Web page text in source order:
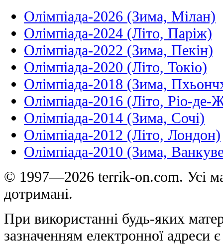
Олімпіада-2026 (Зима, Мілан)
Олімпіада-2024 (Літо, Паріж)
Олімпіада-2022 (Зима, Пекін)
Олімпіада-2020 (Літо, Токіо)
Олімпіада-2018 (Зима,
Олімпіада-2016 (Літо, Ріо-де-
Олімпіада-2014 (Зима, Сочі)
Олімпіада-2012 (Літо, Лондон)
Олімпіада-2010 (Зима,
© 1997—2026 terrik-on.com. Усі
дотримані.
При використанні будь-яких
зазначенням електронної адреси